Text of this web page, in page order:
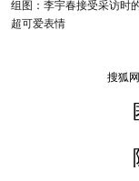
组图：李宇春接受采访时
超可爱表情